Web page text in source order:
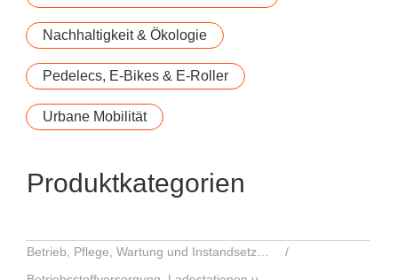
Nachhaltigkeit & Ökologie
Pedelecs, E-Bikes & E-Roller
Urbane Mobilität
Produktkategorien